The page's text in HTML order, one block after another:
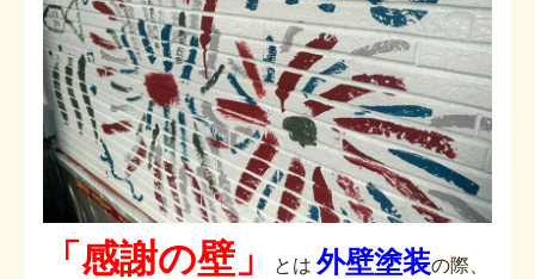
「感謝の壁」 とは 外壁塗装の際、